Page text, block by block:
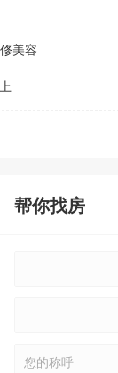
美容
帮你找房